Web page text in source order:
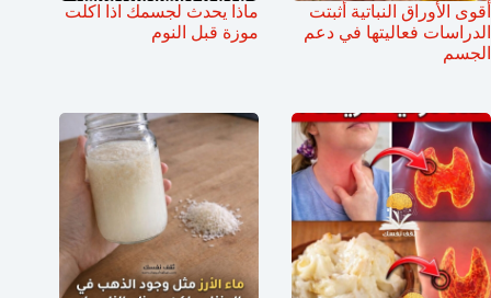
أقوى الأوراق النباتية أثبتت
الدراسات فعاليتها في دعم
الجسم
ماذا يحدث لجسمك اذا اكلت
موزة قبل النوم